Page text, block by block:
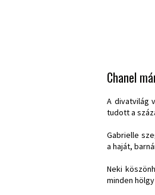
Chanel
A divatvilág
tudott a
Gabrielle
a haját,
Neki
minden